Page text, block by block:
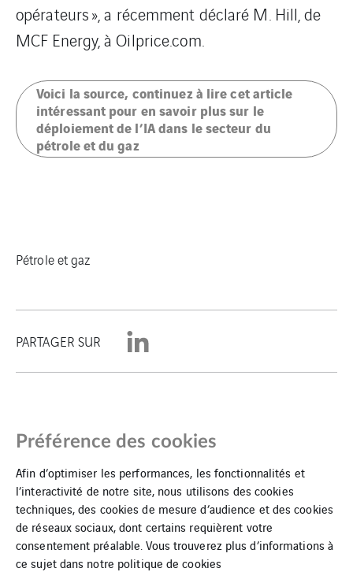
opérateurs », a récemment déclaré M. Hill, de
MCF Energy, à Oilprice.com.
Voici la source, continuez à lire cet article
intéressant pour en savoir plus sur le
déploiement de l’IA dans le secteur du
pétrole et du gaz
Pétrole et gaz
PARTAGER SUR
Mentions Légales
Préférence des cookies
Afin d’optimiser les performances, les fonctionnalités et
l’interactivité de notre site, nous utilisons des cookies
techniques, des cookies de mesure d’audience et des cookies
de réseaux sociaux, dont certains requièrent votre
consentement préalable. Vous trouverez plus d’informations à
ce sujet dans notre politique de cookies